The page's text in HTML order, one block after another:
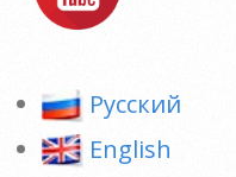
Pусский
English